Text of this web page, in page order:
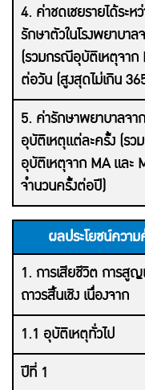
4. ค่าชดเชยรายได้ระหว่
รักษาตัวในโรงพยาบา
(รวมกรณีอุบัติเหตุจาก
ต่อวัน (สูงสุดไม่เกิน
5. ค่ารักษาพยาบาลจ
อุบัติเหตุแต่ละครั้ง (ร
อุบัติเหตุจาก MA และ
จำนวนครั้งต่อปี)
ผลประโยชน์ควา
1. การเสียชีวิต การสู
ถาวรสิ้นเชิง เนื่องจาก
1.1 อุบัติเหตุทั่วไป
ปีที่ 1